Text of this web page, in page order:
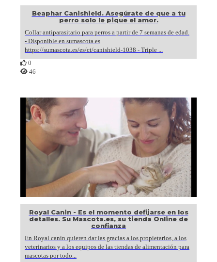
Beaphar Canishield. Asegúrate de que a tu
perro solo le pique el amor.
Collar antiparasitario para perros a partir de 7 semanas de edad.
- Disponible en sumascota.es
https://sumascota.es/es/ct/canishield-1038 - Triple ...
0
46
Royal Canin - Es el momento defijarse en los
detalles. Su Mascota.es, su tienda Online de
confianza
En Royal canin quieren dar las gracias a los propietarios, a los
veterinarios y a los equipos de las tiendas de alimentación para
mascotas por todo...